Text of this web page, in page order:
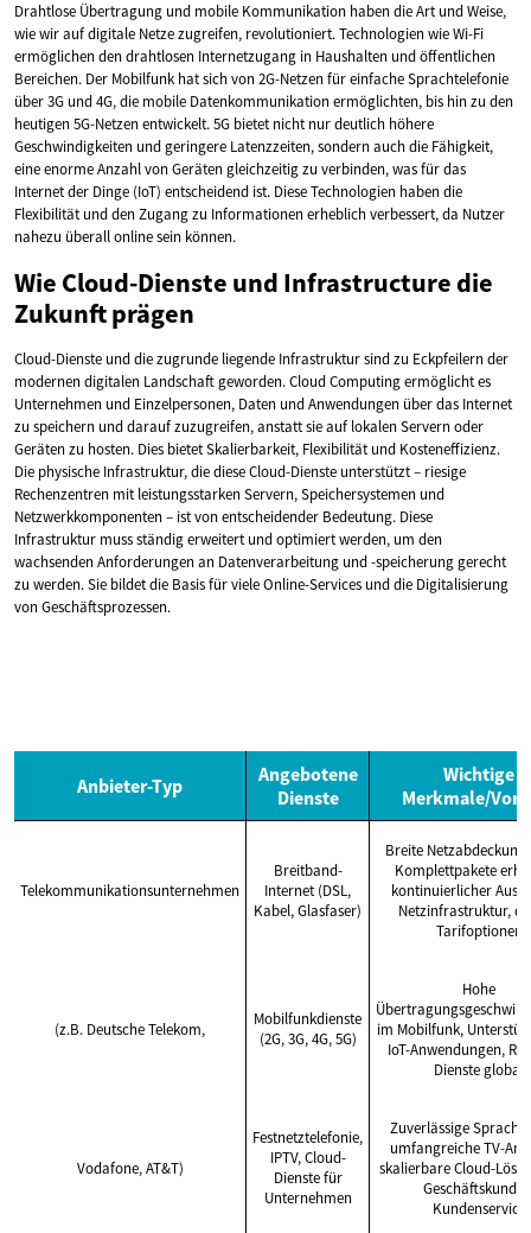
Drahtlose Übertragung und mobile Kommunikation haben die Art und Weise,
wie wir auf digitale Netze zugreifen, revolutioniert. Technologien wie Wi-Fi
ermöglichen den drahtlosen Internetzugang in Haushalten und öffentlichen
Bereichen. Der Mobilfunk hat sich von 2G-Netzen für einfache Sprachtelefonie
über 3G und 4G, die mobile Datenkommunikation ermöglichten, bis hin zu den
heutigen 5G-Netzen entwickelt. 5G bietet nicht nur deutlich höhere
Geschwindigkeiten und geringere Latenzzeiten, sondern auch die Fähigkeit,
eine enorme Anzahl von Geräten gleichzeitig zu verbinden, was für das
Internet der Dinge (IoT) entscheidend ist. Diese Technologien haben die
Flexibilität und den Zugang zu Informationen erheblich verbessert, da Nutzer
nahezu überall online sein können.
Wie Cloud-Dienste und Infrastructure die
Zukunft prägen
Cloud-Dienste und die zugrunde liegende Infrastruktur sind zu Eckpfeilern der
modernen digitalen Landschaft geworden. Cloud Computing ermöglicht es
Unternehmen und Einzelpersonen, Daten und Anwendungen über das Internet
zu speichern und darauf zuzugreifen, anstatt sie auf lokalen Servern oder
Geräten zu hosten. Dies bietet Skalierbarkeit, Flexibilität und Kosteneffizienz.
Die physische Infrastruktur, die diese Cloud-Dienste unterstützt – riesige
Rechenzentren mit leistungsstarken Servern, Speichersystemen und
Netzwerkkomponenten – ist von entscheidender Bedeutung. Diese
Infrastruktur muss ständig erweitert und optimiert werden, um den
wachsenden Anforderungen an Datenverarbeitung und -speicherung gerecht
zu werden. Sie bildet die Basis für viele Online-Services und die Digitalisierung
von Geschäftsprozessen.
Anbieter-Typ
Angebotene
Dienste
Wichtige
Merkmale/
Telekommunikationsunternehmen
Breitband-
Internet (DSL,
Kabel, Glasfaser)
Breite
Komplettpakete
kontinuierlicher
Netzinfrastruktur,
Tarifoptionen
(z.B. Deutsche Telekom,
Mobilfunkdienste
(2G, 3G, 4G, 5G)
Hohe
im Mobilfunk,
IoT-Anwendungen,
Dienste global
Vodafone, AT&T)
Festnetztelefonie,
IPTV, Cloud-
Dienste für
Unternehmen
Zuverlässige
umfangreiche TV-
skalierbare Cloud-
Kundenservice